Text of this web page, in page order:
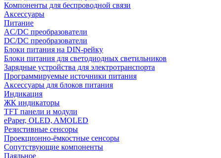
Компоненты для беспроводной связи
Аксессуары
Питание
AC/DC преобразователи
DC/DC преобразователи
Блоки питания на DIN-рейку
Блоки питания для светодиодных светильников
Зарядные устройства для электротранспорта
Программируемые источники питания
Аксессуары для блоков питания
Индикация
ЖК индикаторы
TFT панели и модули
ePaper, OLED, AMOLED
Резистивные сенсоры
Проекционно-ёмкостные сенсоры
Сопутствующие компоненты
Паяльное